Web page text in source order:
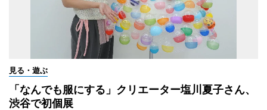
見る・遊ぶ
「なんでも服にする」クリエーター塩川夏子さん、
渋谷で初個展